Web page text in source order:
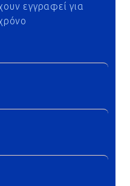
εγγραφεί για